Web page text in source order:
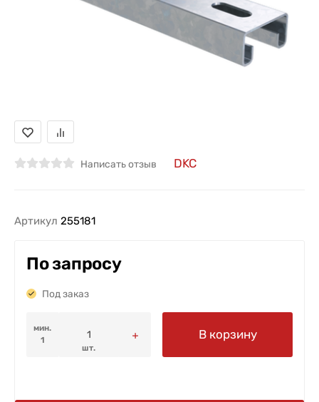
Написать отзыв DKC
Артикул 255181
По запросу
Под заказ
мин.
1
шт.
В корзину